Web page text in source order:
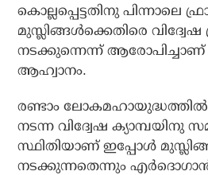
കൊല്ലപ്പെട്ടതിനു പിന്നാലെ
മുസ്ലിങ്ങള്‍ക്കെതിരെ
നടക്കുന്നെന്ന്
ആഹ്വാനം.
രണ്ടാം
നടന്ന വിദ്വേഷ ക്യാമ്പയിനു
സ്ഥിതിയാണ് ഇപ്പോള്‍
നടക്കുന്നതെന്നും